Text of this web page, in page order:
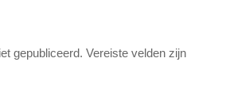
gepubliceerd. Vereiste velden zijn